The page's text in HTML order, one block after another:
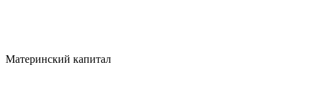
Материнский капитал